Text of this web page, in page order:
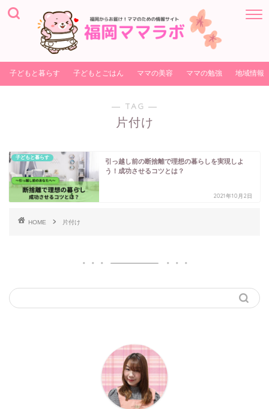
子どもと暮らす 子どもとごはん ママの美容 ママの勉強 地域情報
― TAG ―
片付け
子どもと暮らす
引っ越し前の断捨離で理想の暮らしを実現しよ
う！成功させるコツとは？
2021年10月2日
HOME 片付け